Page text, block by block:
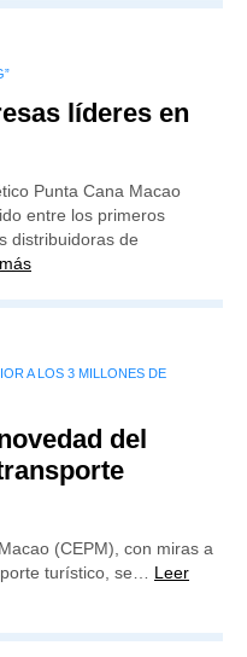
líderes en
Punta Cana Macao
entre los primeros
distribuidoras de
A LOS 3 MILLONES DE
del
(CEPM), con miras a
turístico, se… Leer